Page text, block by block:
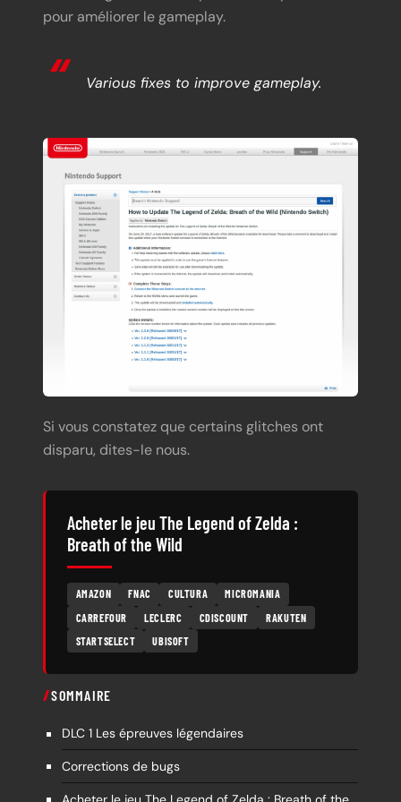
pour améliorer le gameplay.
Various fixes to improve gameplay.
Si vous constatez que certains glitches ont
disparu, dites-le nous.
Acheter le jeu The Legend of Zelda :
Breath of the Wild
AMAZON FNAC CULTURA
MICROMANIA
CARREFOUR
LECLERC CDISCOUNT
RAKUTEN
STARTSELECT
UBISOFT
SOMMAIRE
DLC 1 Les épreuves légendaires
Corrections de bugs